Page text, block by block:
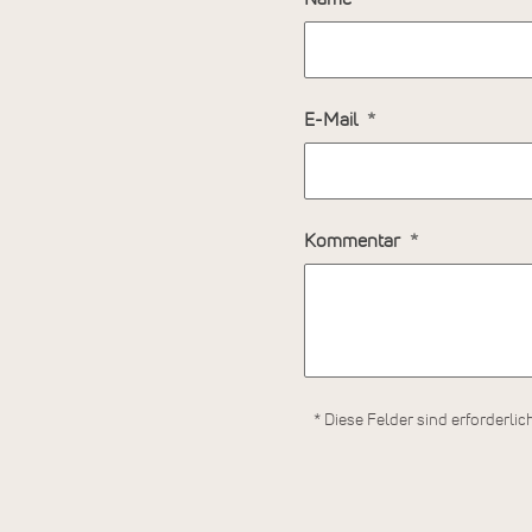
E-Mail
Kommentar
* Diese Felder sind